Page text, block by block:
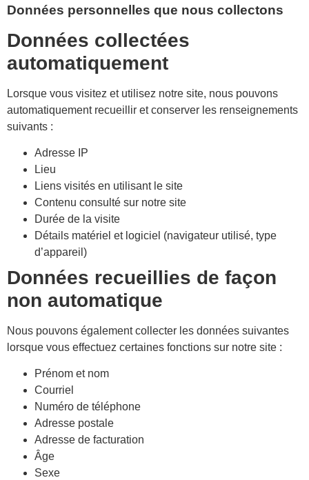
Données personnelles que nous collectons
Données collectées
automatiquement
Lorsque vous visitez et utilisez notre site, nous pouvons
automatiquement recueillir et conserver les renseignements
suivants :
Adresse IP
Lieu
Liens visités en utilisant le site
Contenu consulté sur notre site
Durée de la visite
Détails matériel et logiciel (navigateur utilisé, type
d’appareil)
Données recueillies de façon
non automatique
Nous pouvons également collecter les données suivantes
lorsque vous effectuez certaines fonctions sur notre site :
Prénom et nom
Courriel
Numéro de téléphone
Adresse postale
Adresse de facturation
Âge
Sexe